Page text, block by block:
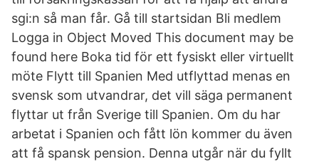
sgi:n så man får. Gå till startsidan Bli medlem
Logga in Object Moved This document may be
found here Boka tid för ett fysiskt eller virtuellt
möte Flytt till Spanien Med utflyttad menas en
svensk som utvandrar, det vill säga permanent
flyttar ut från Sverige till Spanien. Om du har
arbetat i Spanien och fått lön kommer du även
att få spansk pension. Denna utgår när du fyllt